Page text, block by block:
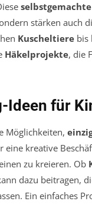
stärken auch
Kuscheltiere bis
Häkelprojekte, die
Ideen für
Möglichkeiten,
kreative
zu kreieren. Ob
dazu beitragen,
Ein einfaches